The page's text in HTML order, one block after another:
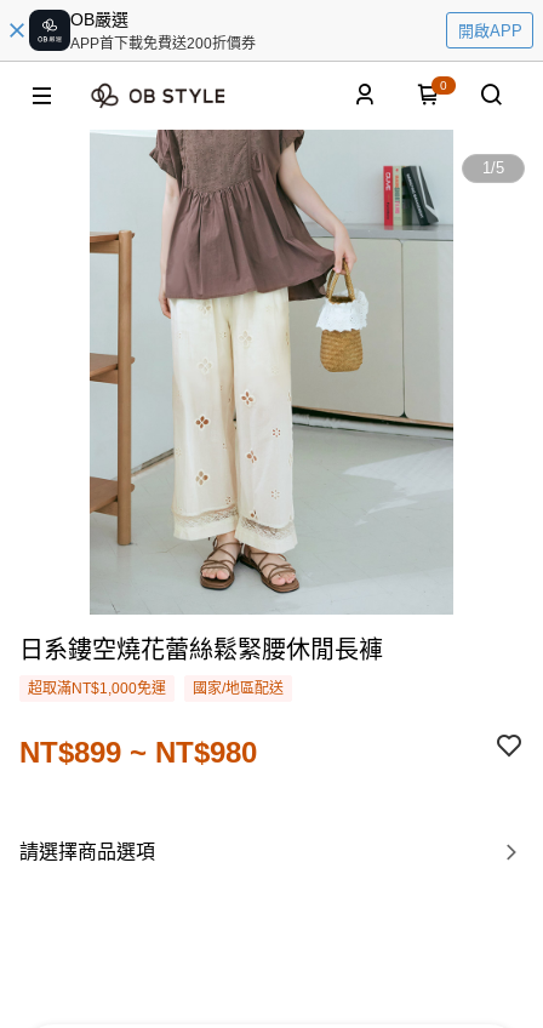
OB嚴選
APP首下載免費送200折價券
開啟APP
0
1/5
日系鏤空燒花蕾絲鬆緊腰休閒長褲
超取滿NT$1,000免運 國家/地區配送
NT$899 ~ NT$980
請選擇商品選項